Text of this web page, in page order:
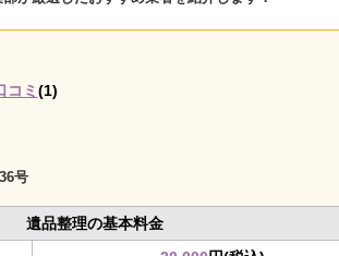
コミ (1)
号
遺品整理の基本料金